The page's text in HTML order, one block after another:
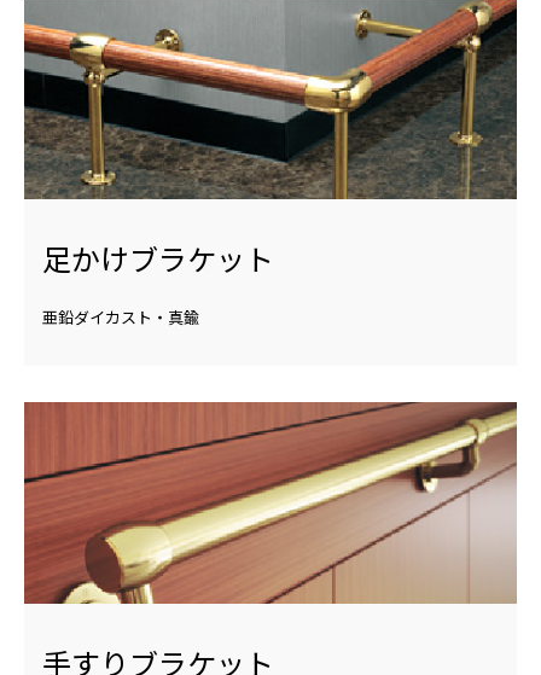
足かけブラケット
亜鉛ダイカスト・真鍮
手すりブラケット